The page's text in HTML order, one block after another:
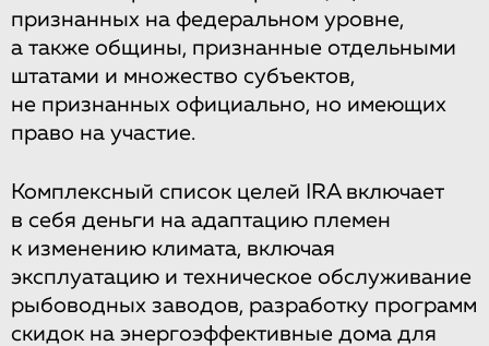
признанных на федеральном уровне,
а также общины, признанные отдельными
штатами и множество субъектов,
не признанных официально, но имеющих
право на участие.
Комплексный список целей IRA включает
в себя деньги на адаптацию племен
к изменению климата, включая
эксплуатацию и техническое обслуживание
рыбоводных заводов, разработку программ
скидок на энергоэффективные дома для